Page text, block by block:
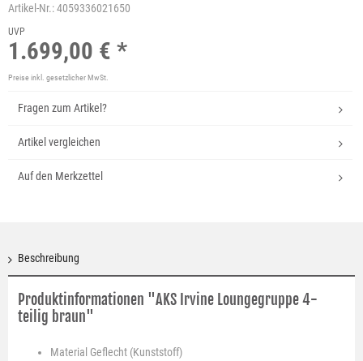
Artikel-Nr.:4059336021650
UVP
1.699,00 € *
Preise inkl. gesetzlicher MwSt.
Fragen zum Artikel?
Artikel vergleichen
Auf den Merkzettel
Beschreibung
Produktinformationen "AKS Irvine Loungegruppe 4-
teilig braun"
Material Geflecht (Kunststoff)